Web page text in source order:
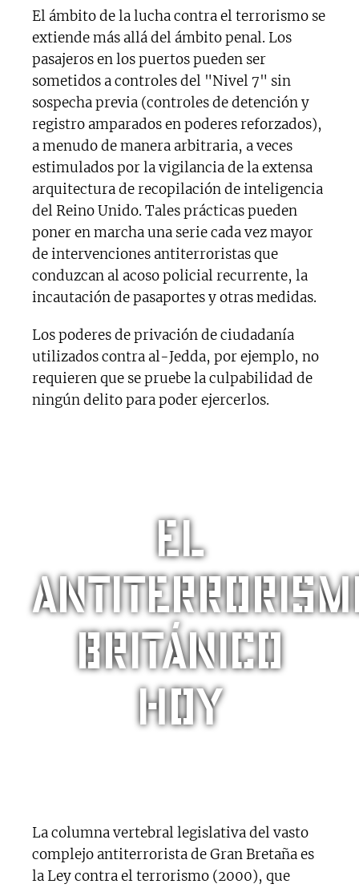
El ámbito de la lucha contra el terrorismo se
extiende más allá del ámbito penal. Los
pasajeros en los puertos pueden ser
sometidos a controles del "Nivel 7" sin
sospecha previa (controles de detención y
registro amparados en poderes reforzados),
a menudo de manera arbitraria, a veces
estimulados por la vigilancia de la extensa
arquitectura de recopilación de inteligencia
del Reino Unido. Tales prácticas pueden
poner en marcha una serie cada vez mayor
de intervenciones antiterroristas que
conduzcan al acoso policial recurrente, la
incautación de pasaportes y otras medidas.
Los poderes de privación de ciudadanía
utilizados contra al-Jedda, por ejemplo, no
requieren que se pruebe la culpabilidad de
ningún delito para poder ejercerlos.
El
Británico
hoy
La columna vertebral legislativa del vasto
complejo antiterrorista de Gran Bretaña es
la Ley contra el terrorismo (2000), que